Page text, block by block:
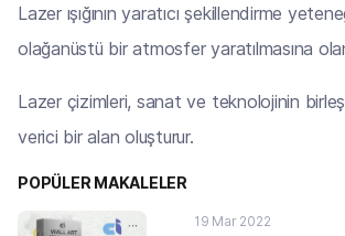
Lazer ışığının yaratıcı şekillendirme
olağanüstü bir atmosfer yaratılmasına
Lazer çizimleri, sanat ve teknolojinin
verici bir alan oluşturur.
POPÜLER MAKALELER
19 Mar 2022